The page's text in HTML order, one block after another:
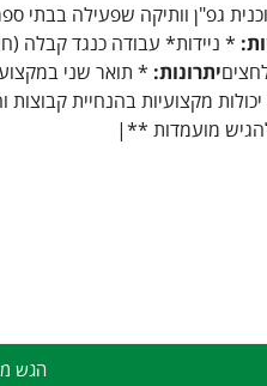
גפ"ן וותיקה שפעילה בבתי
* ניידות* עבודה כנגד קבלה
יתרונות: * תואר שני
יכולות מקצועיות בהנחיית
מועמדות **|
הגש